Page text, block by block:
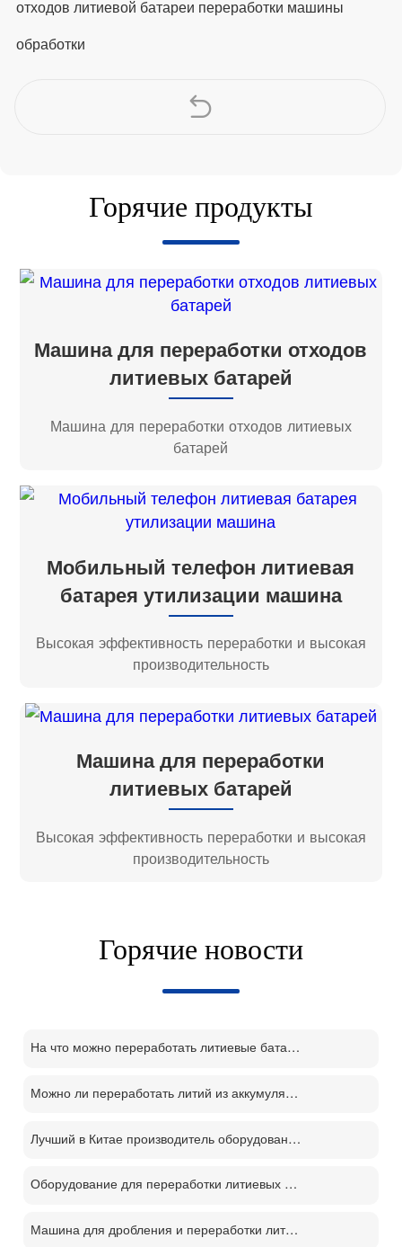
отходов литиевой батареи переработки машины
обработки
Горячие продукты
Машина для переработки отходов
литиевых батарей
Машина для переработки отходов литиевых
батарей
Мобильный телефон литиевая
батарея утилизации машина
Высокая эффективность переработки и высокая
производительность
Машина для переработки
литиевых батарей
Высокая эффективность переработки и высокая
производительность
Горячие новости
На что можно переработать литиевые батареи?
Можно ли переработать литий из аккумуляторов?
Лучший в Китае производитель оборудования для переработки литий-ионных аккумуляторов
Оборудование для переработки литиевых батарей демонтаж отслуживших свой срок батарей процесс переработки м
Машина для дробления и переработки литиевых батарей